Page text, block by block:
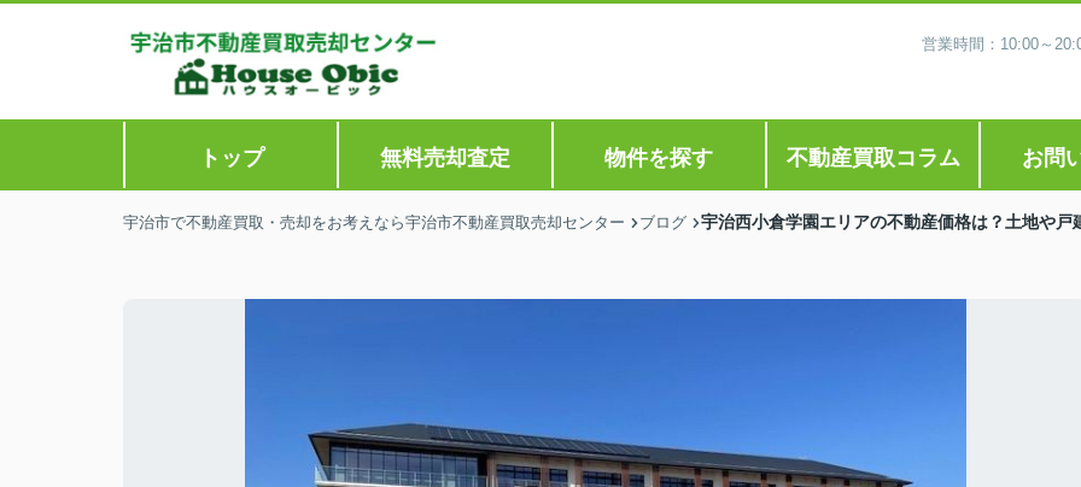
営業時間：10:00～
トップ 無料売却査定 物件を探す 不動産買取コラム お問
宇治市で不動産買取・売却をお考えなら宇治市不動産買取売却センター ブログ 宇治西小倉学園エリアの不動産価格は？土地や戸